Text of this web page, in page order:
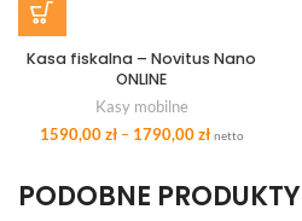
Kasa fiskalna – Novitus Nano
ONLINE
Kasy mobilne
1590,00 zł– 1790,00 zł netto
PODOBNE PRODUKTY